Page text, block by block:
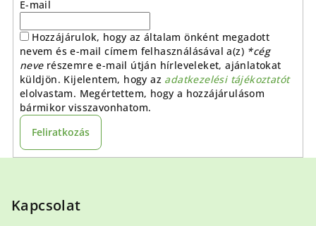
E-mail
Hozzájárulok, hogy az általam önként megadott
nevem és e-mail címem felhasználásával a(z) *cég
neverészemre e-mail útján hírleveleket, ajánlatokat
küldjön. Kijelentem, hogy az adatkezelési tájékoztatót
elolvastam. Megértettem, hogy a hozzájárulásom
bármikor visszavonhatom.
Feliratkozás
Kapcsolat